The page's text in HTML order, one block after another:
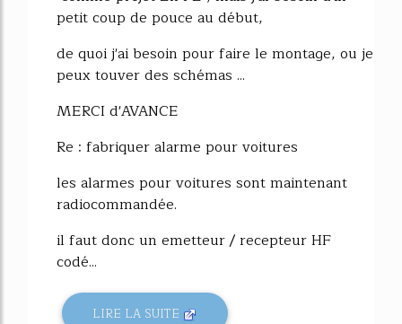
petit coup de pouce au début,
de quoi j'ai besoin pour faire le montage, ou je
peux touver des schémas ...
MERCI d'AVANCE
Re : fabriquer alarme pour voitures
les alarmes pour voitures sont maintenant
radiocommandée.
il faut donc un emetteur / recepteur HF
codé...
LIRE LA SUITE